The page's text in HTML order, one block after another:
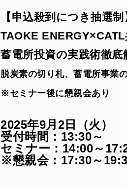
【申込殺到につき抽選制
TAOKE ENERGY×CATL
蓄電所投資の実践術徹底
脱炭素の切り札、蓄電所事業
※セミナー後に懇親会あり
2025年9月2日（火）
受付時間：13:30～
セミナー：14:00～
※懇親会：17:30～